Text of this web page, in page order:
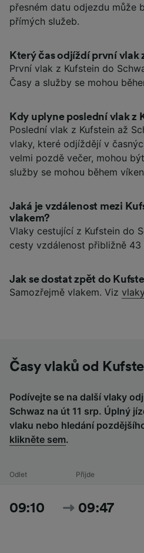
přesném datu odjezdu může
přímých služeb.
Který čas odjíždí první vlak
První vlak z Kufstein do
Časy a služby se mohou
Kdy uplyne poslední vlak z
Poslední vlak z Kufstein až
vlaky, které odjíždějí v
velmi pozdě večer, mohou
služby se mohou během
Jaká je vzdálenost mezi
vlakem?
Vlaky cestující z Kufstein do
cesty vzdálenost přibližně 43
Jak se dostat zpět do
Samozřejmě vlakem. Viz
Časy vlaků od
Podívejte se na další vlaky
Schwaz na út 11 srp. Úplný
vlaku nebo hledání
klikněte sem.
Odlet Přijde
09:10 09:47